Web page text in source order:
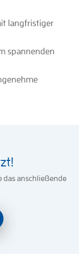
langfristiger
spannenden
das anschließende